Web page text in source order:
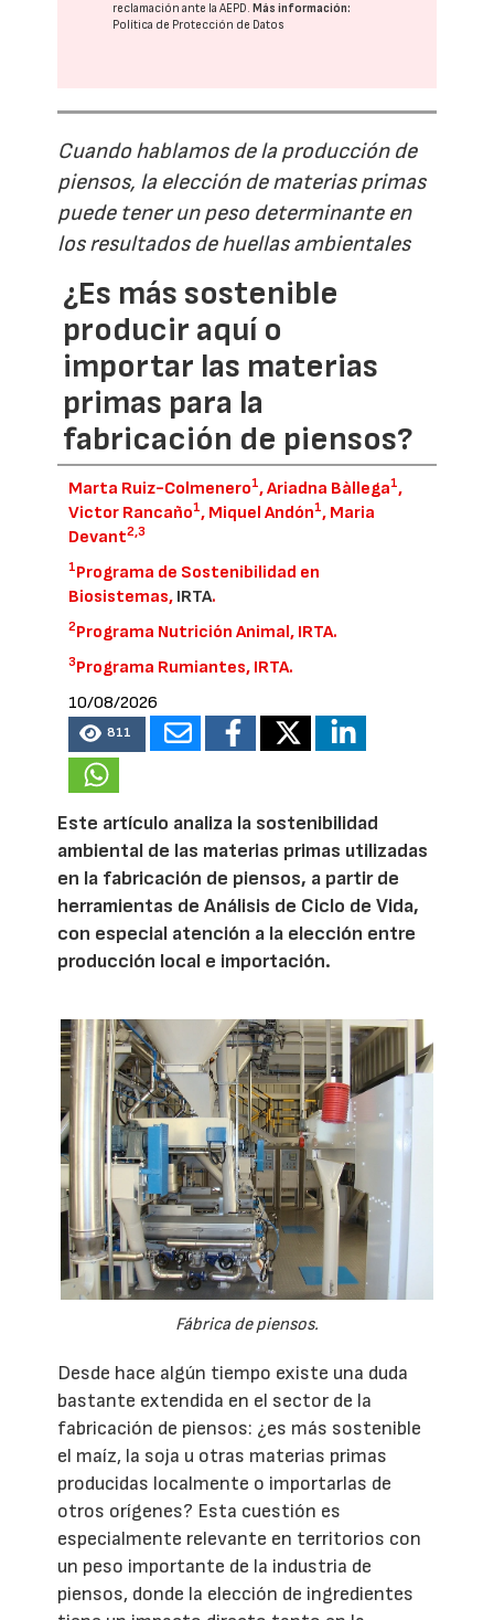
reclamación ante laAEPD.Más información:
Política de Protección de Datos
Cuando hablamos de la producción de
piensos, la elección de materias primas
puede tener un peso determinante en
los resultados de huellas ambientales
¿Es más sostenible
producir aquí o
importar las materias
primas para la
fabricación de piensos?
Marta Ruiz-Colmenero1, Ariadna Bàllega1,
Victor Rancaño1, Miquel Andón1, Maria
Devant2,3
1Programa de Sostenibilidad en
Biosistemas, IRTA.
2Programa Nutrición Animal, IRTA.
3Programa Rumiantes, IRTA.
10/08/2026
811
Este artículo analiza la sostenibilidad
ambiental de las materias primas utilizadas
en la fabricación de piensos, a partir de
herramientas de Análisis de Ciclo de Vida,
con especial atención a la elección entre
producción local e importación.
Fábrica de piensos.
Desde hace algún tiempo existe una duda
bastante extendida en el sector de la
fabricación de piensos: ¿es más sostenible
el maíz, la soja u otras materias primas
producidas localmente o importarlas de
otros orígenes? Esta cuestión es
especialmente relevante en territorios con
un peso importante de la industria de
piensos, donde la elección de ingredientes